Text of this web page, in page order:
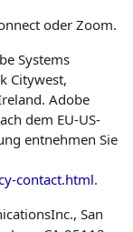
oder Zoom.
Systems
Citywest,
Adobe
dem EU-US-
entnehmen Sie
contact.html.
San